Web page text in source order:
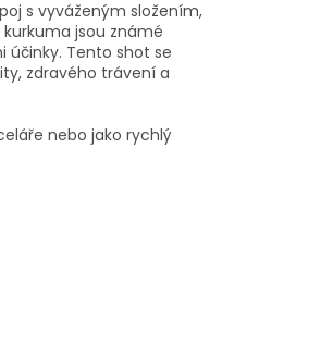
s vyváženým složením,
jsou známé
účinky. Tento shot se
zdravého trávení a
nebo jako rychlý